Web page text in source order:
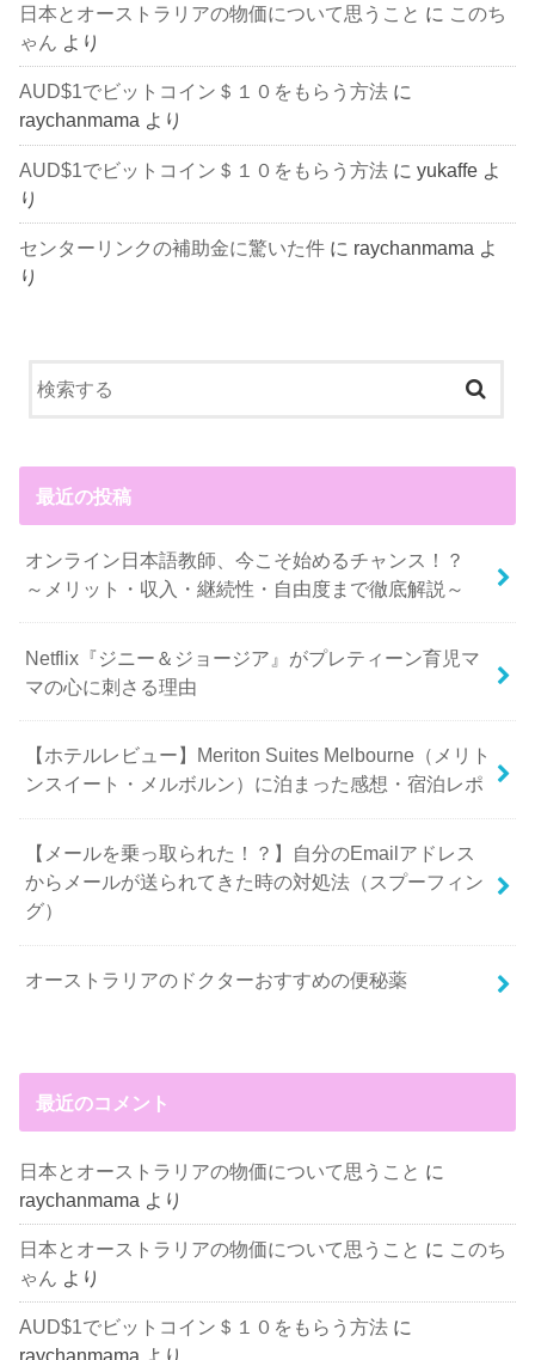
日本とオーストラリアの物価について思うこと に このち
ゃん より
AUD$1でビットコイン＄１０をもらう方法 に
raychanmama より
AUD$1でビットコイン＄１０をもらう方法 にyukaffe よ
り
センターリンクの補助金に驚いた件 に raychanmama よ
り
最近の投稿
オンライン日本語教師、今こそ始めるチャンス！？
～メリット・収入・継続性・自由度まで徹底解説～
Netflix『ジニー＆ジョージア』がプレティーン育児マ
マの心に刺さる理由
【ホテルレビュー】Meriton Suites Melbourne（メリト
ンスイート・メルボルン）に泊まった感想・宿泊レポ
【メールを乗っ取られた！？】自分のEmailアドレス
からメールが送られてきた時の対処法（スプーフィン
グ）
オーストラリアのドクターおすすめの便秘薬
最近のコメント
日本とオーストラリアの物価について思うこと に
raychanmama より
日本とオーストラリアの物価について思うこと に このち
ゃん より
AUD$1でビットコイン＄１０をもらう方法 に